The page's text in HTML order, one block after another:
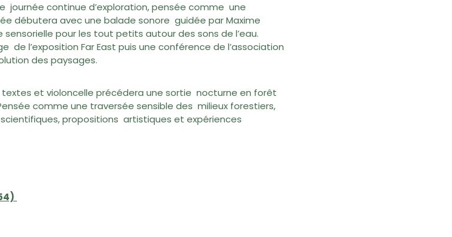
journée continue d’exploration, pensée comme une
débutera avec une balade sonore guidée par Maxime
pour les tout petits autour des sons de l’eau.
de l’exposition Far East puis une conférence de l’association
des paysages.
et violoncelle précédera une sortie nocturne en forêt
comme une traversée sensible des milieux forestiers,
propositions artistiques et expériences